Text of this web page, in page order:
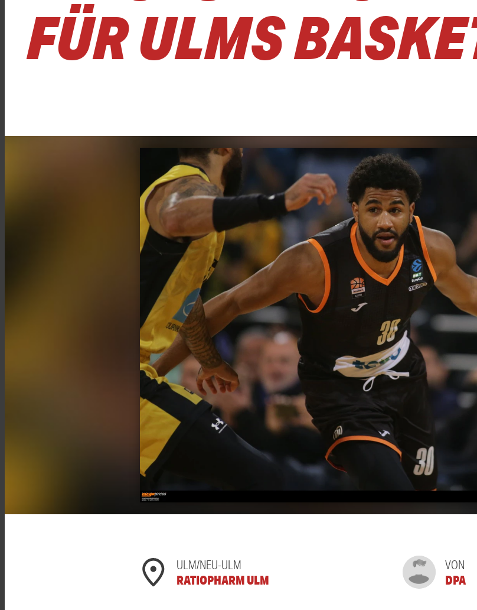
FÜR ULMS
ULM/NEU-ULM
RATIOPHARM ULM
VON
DPA